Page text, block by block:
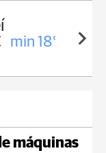
18°C
máquinas